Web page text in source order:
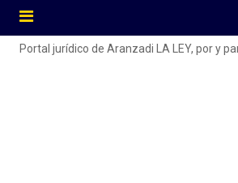
Portal jurídico de Aranzadi LA LEY, por y